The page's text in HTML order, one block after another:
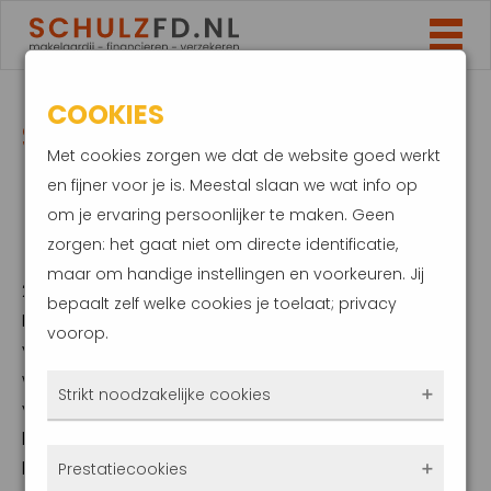
STERRETJE IN JE RUIT?
HOUD HIER REKENING
MEE
2 februari 2024
Een klein steentje kan al snel een sterretje in je
voorruit veroorzaken. Dit overkomt iedereen
weleens. Is dat bij jou ook het geval, zorg dan
voor een snelle reparatie. Als je dat niet doet,
kan het sterretje uitgroeien tot een grote
barst en moet mogelijk de hele ruit
COOKIES
Met cookies zorgen we dat de website goed werkt
en fijner voor je is. Meestal slaan we wat info op
om je ervaring persoonlijker te maken. Geen
zorgen: het gaat niet om directe identificatie,
maar om handige instellingen en voorkeuren. Jij
bepaalt zelf welke cookies je toelaat; privacy
voorop.
Strikt noodzakelijke cookies
Prestatiecookies